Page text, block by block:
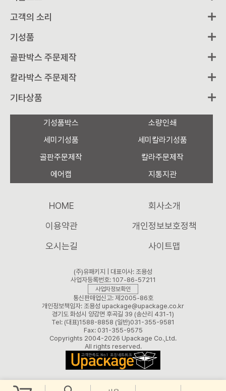
고객의 소리
기성품
골판박스 주문제작
칼라박스 주문제작
기타상품
기성품박스
소량인쇄
세미기성품
세미칼라기성품
골판주문제작
칼라주문제작
에어캡
지통지관
HOME
회사소개
이용약관
개인정보보호정책
오시는길
사이트맵
(주)유패키지 | 대표이사: 조용성
사업자등록번호: 107-86-57211
사업자정보확인
통신판매업신고: 제2005-86호
개인정보책임자: 조용성 upackage@upackage.co.kr
경기도 화성시 양감면 후곡길 39 (송산리 431-1)
Tel: (대표)1588-8858 (일반)031-355-9581
Fax: 031-355-9575
Copyrights 2004-2026 Upackage Co.,Ltd.
All rights reserved.